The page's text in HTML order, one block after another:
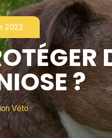
2022
?
Véto